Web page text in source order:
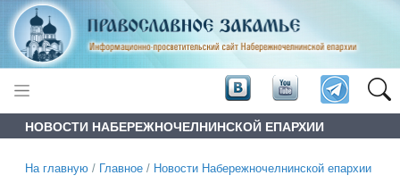
НОВОСТИ НАБЕРЕЖНОЧЕЛНИНСКОЙ ЕПАРХИИ
На главную / Главное / Новости Набережночелнинской епархии